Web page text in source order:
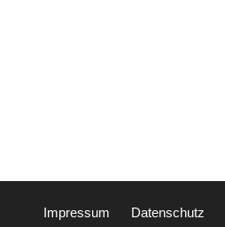
Impressum Datenschutz